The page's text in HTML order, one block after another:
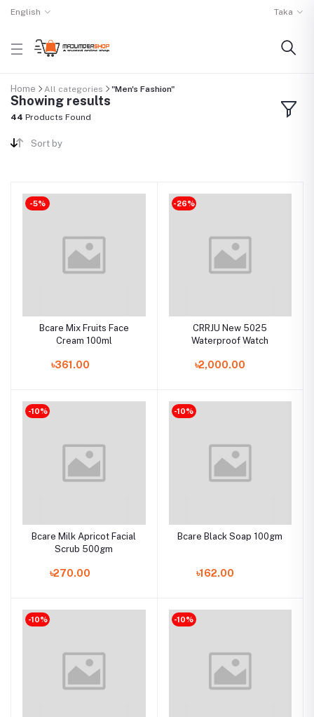
English Taka
Home All categories "Men's Fashion"
Showing results
44 Products Found
Sort by
-5%
Bcare Mix Fruits Face
Cream 100ml
৳361.00
-26%
CRRJU New 5025
Waterproof Watch
৳2,000.00
-10%
Bcare Milk Apricot Facial
Scrub 500gm
৳270.00
-10%
Bcare Black Soap 100gm
৳162.00
-10% -10%